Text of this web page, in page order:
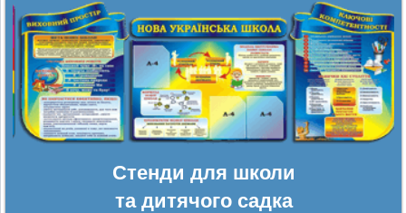
Стенди для школи
та дитячого садка